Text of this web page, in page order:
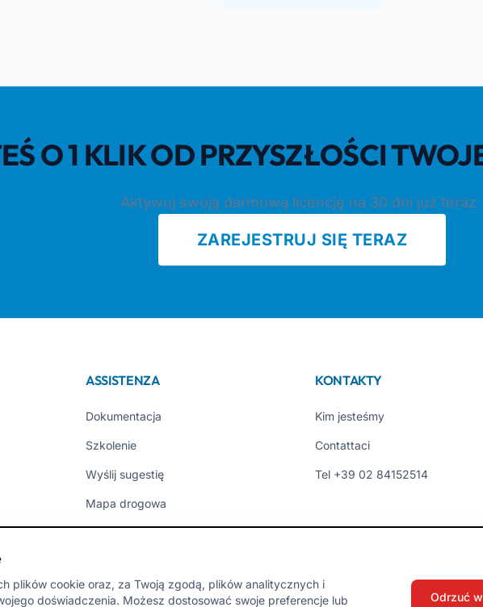
O 1 KLIK OD PRZYSZŁOŚCI
Aktywuj swoją darmową licencję na 30 dni już teraz
ZAREJESTRUJ SIĘ TERAZ
ASSISTENZA
Dokumentacja
Szkolenie
Wyślij sugestię
Mapa drogowa
Opinioni Utenti
KONTAKTY
Kim jesteśmy
Contattaci
Tel +39 02 84152514
plików cookie oraz, za Twoją zgodą, plików analitycznych i
doświadczenia. Możesz dostosować swoje preferencje lub
Odrzuć